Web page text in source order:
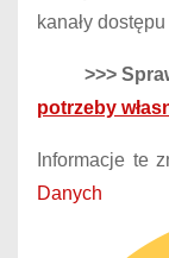
kanały
>>>
potrzeby
Informacje te
Danych